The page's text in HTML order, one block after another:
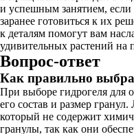
и успешным занятием,
заранее готовиться к их
к деталям помогут вам
удивительных растений на
Вопрос-ответ
Как правильно
При выборе гидрогеля для
его состав и размер
который не содержит
гранулы, так как они